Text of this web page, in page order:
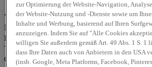
Frau Herr
Divers
Vorname *
Nachname *
E-Mail-Adresse *
Telefonnummer *
Captcha
zur Optimierung der Website-Navigation,
der Website-Nutzung und -Dienste sowie um
Inhalte und Werbung, basierend auf Ihren
anzuzeigen. Indem Sie auf "Alle Cookies
willigen Sie außerdem gemäß Art. 49 Abs. 1 S. 1
dass Ihre Daten auch von Anbietern in den USA
(insb. Google, Meta Platforms, Facebook,